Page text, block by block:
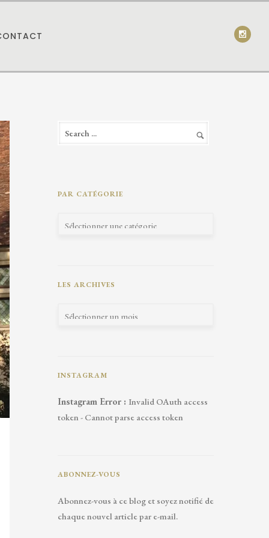
PAR CATÉGORIE
LES ARCHIVES
INSTAGRAM
Instagram Error : Invalid OAuth access
token - Cannot parse access token
ABONNEZ-VOUS
Abonnez-vous à ce blog et soyez notifié de
chaque nouvel article par e-mail.